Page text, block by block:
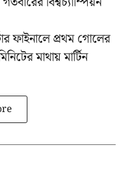
ফাইনালে প্রথম গোলের
মাথায় মার্টিন